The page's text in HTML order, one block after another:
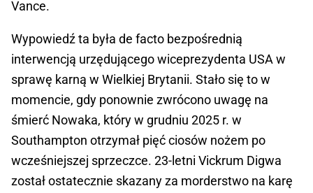
Vance.
Wypowiedź ta była de facto bezpośrednią
interwencją urzędującego wiceprezydenta USA w
sprawę karną w Wielkiej Brytanii. Stało się to w
momencie, gdy ponownie zwrócono uwagę na
śmierć Nowaka, który w grudniu 2025 r. w
Southampton otrzymał pięć ciosów nożem po
wcześniejszej sprzeczce. 23-letni Vickrum Digwa
został ostatecznie skazany za morderstwo na karę